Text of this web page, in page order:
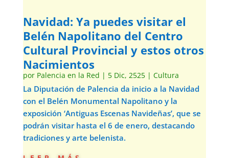
Navidad: Ya puedes visitar el
Belén Napolitano del Centro
Cultural Provincial y estos otros
Nacimientos
por Palencia en la Red | 5 Dic, 2525| Cultura
La Diputación de Palencia da inicio a la Navidad
con el Belén Monumental Napolitano y la
exposición ‘Antiguas Escenas Navideñas’, que se
podrán visitar hasta el 6 de enero, destacando
tradiciones y arte belenista.